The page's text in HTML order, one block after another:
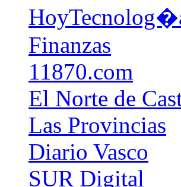
Finanzas
11870.com
El Norte de
Las Provincias
Diario Vasco
SUR Digital